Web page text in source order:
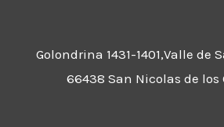
Golondrina 1431-1401,Valle de
66438 San Nicolas de los